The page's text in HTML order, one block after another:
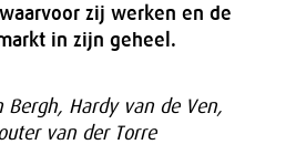
zij werken en de
in zijn geheel.
Bergh, Hardy van de Ven,
van der Torre